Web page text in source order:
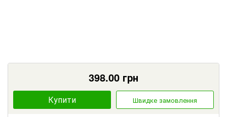
398.00 грн
Купити Швидке замовлення